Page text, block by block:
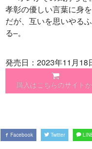
孝彰の優しい言葉に身を
だが、互いを思いやる
る–。
発売日：2023年11月18
購入はこちらのサイト
Facebook Twitter